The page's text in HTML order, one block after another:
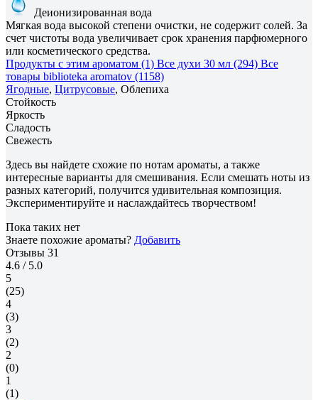
Деионизированная вода
Мягкая вода высокой степени очистки, не содержит солей. За
счет чистоты вода увеличивает срок хранения парфюмерного
или косметического средства.
Продукты с этим ароматом (1) Все духи 30 мл (294) Все
товары biblioteka aromatov (1158)
Ягодные, Цитрусовые, Облепиха
Стойкость
Яркость
Сладость
Свежесть
Здесь вы найдете схожие по нотам ароматы, а также
интересные варианты для смешивания. Если смешать ноты из
разных категорий, получится удивительная композиция.
Экспериментируйте и наслаждайтесь творчеством!
Пока таких нет
Знаете похожие ароматы? Добавить
Отзывы 31
4.6 / 5.0
5
(25)
4
(3)
3
(2)
2
(0)
1
(1)